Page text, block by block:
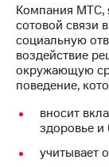
Медиа-центр
Пресс-
МТС
о
Компания МТС,
сотовой связи
социальную
воздействие
окружающую
поведение,
вносит
здоровье и
учитывает